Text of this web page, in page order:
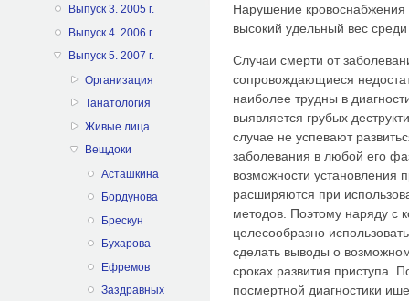
Выпуск 3. 2005 г.
Выпуск 4. 2006 г.
Выпуск 5. 2007 г.
Организация
Танатология
Живые лица
Вещдоки
Асташкина
Бордунова
Брескун
Бухарова
Ефремов
Заздравных
Нарушение
высокий удельный вес
Случаи смерти от
сопровождающиеся
наиболее трудны в
выявляется грубых
случае не успевают
заболевания в любой его
возможности установления
расширяются при
методов. Поэтому наряду с
целесообразно
сделать выводы о
сроках развития приступа.
посмертной диагностики